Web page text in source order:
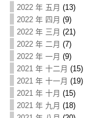
2022 年 五月 (13)
2022 年 四月 (9)
2022 年 三月 (21)
2022 年 二月 (7)
2022 年 一月 (9)
2021 年 十二月 (15)
2021 年 十一月 (19)
2021 年 十月 (15)
2021 年 九月 (18)